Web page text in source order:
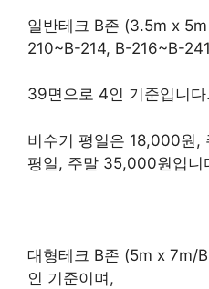
일반테크 B존 (3.5m x
210~B-214, B-216~B-
39면으로 4인 기준입니다.
비수기 평일은 18,000원,
평일, 주말 35,000원입니
대형테크 B존 (5m x 7m/
인 기준이며,